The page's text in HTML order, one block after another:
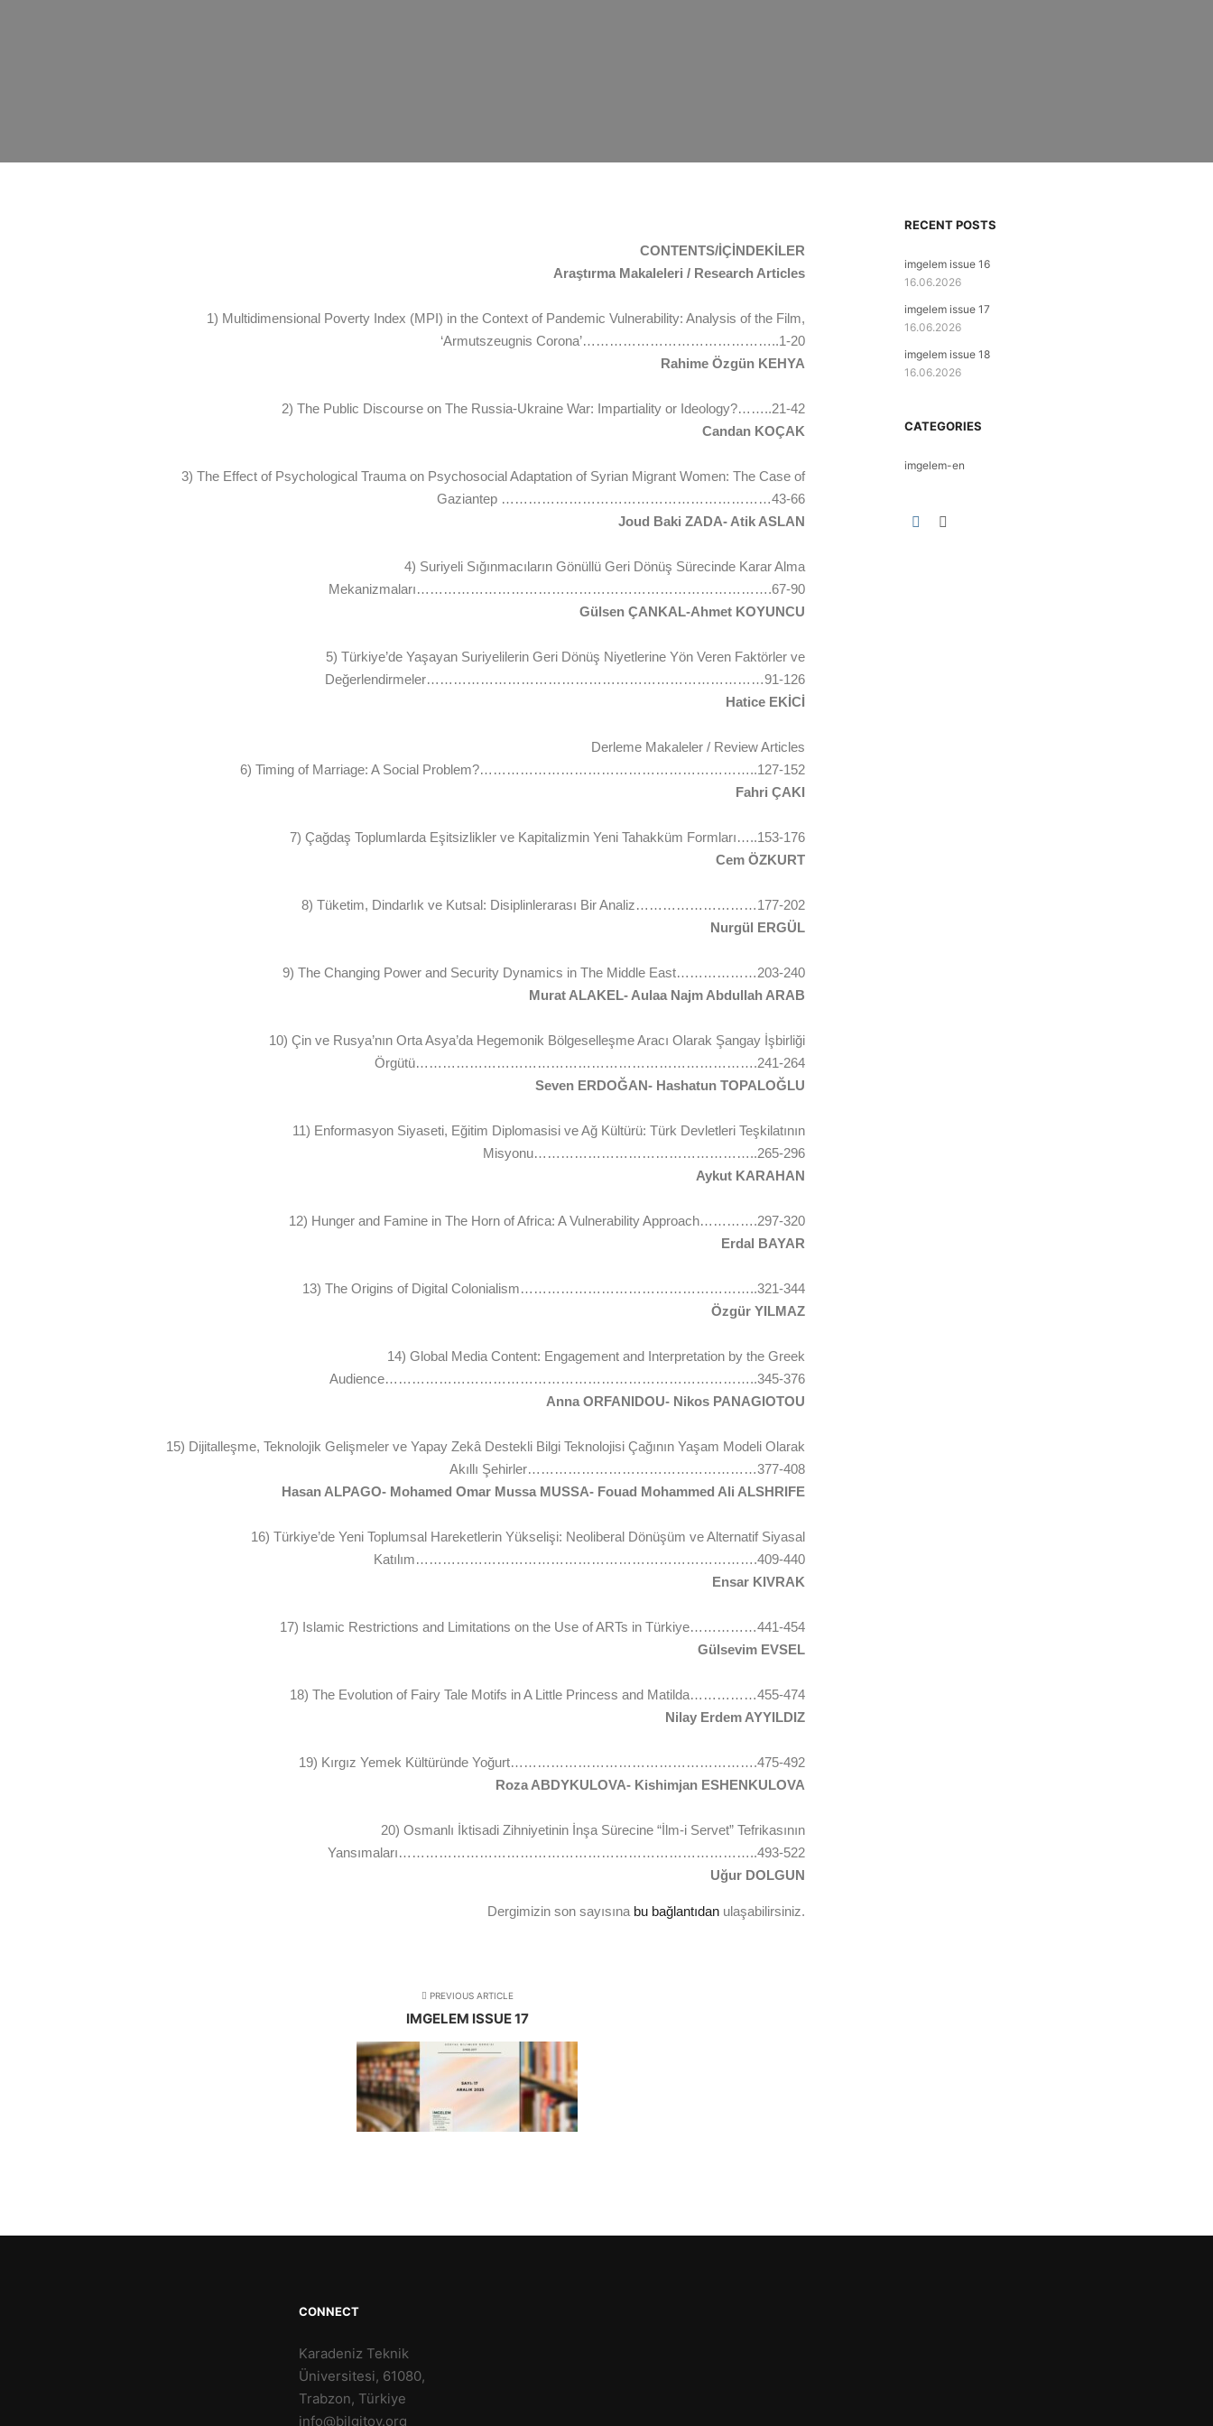
CONTENTS/İÇİNDEKİLER
Araştırma Makaleleri / Research Articles
1) Multidimensional Poverty Index (MPI) in the Context of Pandemic Vulnerability: Analysis of the Film,
‘Armutszeugnis Corona’……………………………………..1-20
Rahime Özgün KEHYA
2) The Public Discourse on The Russia-Ukraine War: Impartiality or Ideology?……..21-42
Candan KOÇAK
3) The Effect of Psychological Trauma on Psychosocial Adaptation of Syrian Migrant Women: The Case of
Gaziantep ……………………………………………………43-66
Joud Baki ZADA- Atik ASLAN
4) Suriyeli Sığınmacıların Gönüllü Geri Dönüş Sürecinde Karar Alma
Mekanizmaları…………………………………………………………………….67-90
Gülsen ÇANKAL-Ahmet KOYUNCU
5) Türkiye’de Yaşayan Suriyelilerin Geri Dönüş Niyetlerine Yön Veren Faktörler ve
Değerlendirmeler…………………………………………………………………91-126
Hatice EKİCİ
Derleme Makaleler / Review Articles
6) Timing of Marriage: A Social Problem?……………………………………………………..127-152
Fahri ÇAKI
7) Çağdaş Toplumlarda Eşitsizlikler ve Kapitalizmin Yeni Tahakküm Formları…..153-176
Cem ÖZKURT
8) Tüketim, Dindarlık ve Kutsal: Disiplinlerarası Bir Analiz………………………177-202
Nurgül ERGÜL
9) The Changing Power and Security Dynamics in The Middle East………………203-240
Murat ALAKEL- Aulaa Najm Abdullah ARAB
10) Çin ve Rusya’nın Orta Asya’da Hegemonik Bölgeselleşme Aracı Olarak Şangay İşbirliği
Örgütü………………………………………………………………….241-264
Seven ERDOĞAN- Hashatun TOPALOĞLU
11) Enformasyon Siyaseti, Eğitim Diplomasisi ve Ağ Kültürü: Türk Devletleri Teşkilatının
Misyonu…………………………………………..265-296
Aykut KARAHAN
12) Hunger and Famine in The Horn of Africa: A Vulnerability Approach………….297-320
Erdal BAYAR
13) The Origins of Digital Colonialism……………………………………………..321-344
Özgür YILMAZ
14) Global Media Content: Engagement and Interpretation by the Greek
Audience………………………………………………………………………..345-376
Anna ORFANIDOU- Nikos PANAGIOTOU
15) Dijitalleşme, Teknolojik Gelişmeler ve Yapay Zekâ Destekli Bilgi Teknolojisi Çağının Yaşam Modeli Olarak
Akıllı Şehirler……………………………………………377-408
Hasan ALPAGO- Mohamed Omar Mussa MUSSA- Fouad Mohammed Ali ALSHRIFE
16) Türkiye’de Yeni Toplumsal Hareketlerin Yükselişi: Neoliberal Dönüşüm ve Alternatif Siyasal
Katılım………………………………………………………………….409-440
Ensar KIVRAK
17) Islamic Restrictions and Limitations on the Use of ARTs in Türkiye……………441-454
Gülsevim EVSEL
18) The Evolution of Fairy Tale Motifs in A Little Princess and Matilda……………455-474
Nilay Erdem AYYILDIZ
19) Kırgız Yemek Kültüründe Yoğurt……………………………………………….475-492
Roza ABDYKULOVA- Kishimjan ESHENKULOVA
20) Osmanlı İktisadi Zihniyetinin İnşa Sürecine “İlm-i Servet” Tefrikasının
Yansımaları……………………………………………………………………..493-522
Uğur DOLGUN
Dergimizin son sayısına bu bağlantıdan ulaşabilirsiniz.
PREVIOUS ARTICLE
IMGELEM ISSUE 17
RECENT POSTS
imgelem issue 16
16.06.2026
imgelem issue 17
16.06.2026
imgelem issue 18
16.06.2026
CATEGORIES
imgelem-en
CONNECT
Karadeniz Teknik
Üniversitesi, 61080,
Trabzon, Türkiye
info@bilgitoy.org